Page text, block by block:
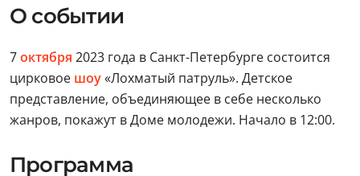
О событии
7октября 2023 года в Санкт-Петербурге состоится
цирковое шоу«Лохматый патруль». Детское
представление, объединяющее в себе несколько
жанров, покажут в Доме молодежи. Начало в 12:00.
Программа